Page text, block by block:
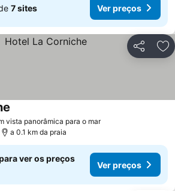
7 sites Ver preços
Partilhar
vista panorâmica para o marVer preços
a 0.1 km da praia
ver os preços
Ver preços